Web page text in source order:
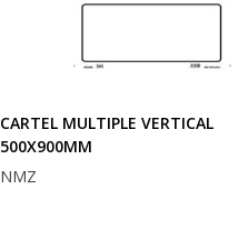
CARTEL MULTIPLE VERTICAL
500X900MM
NMZ